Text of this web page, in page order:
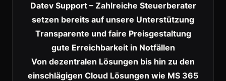
Datev Support – Zahlreiche Steuerberater
setzen bereits auf unsere Unterstützung
Transparente und faire Preisgestaltung
gute Erreichbarkeit in Notfällen
Von dezentralen Lösungen bis hin zu den
einschlägigen Cloud Lösungen wie MS 365